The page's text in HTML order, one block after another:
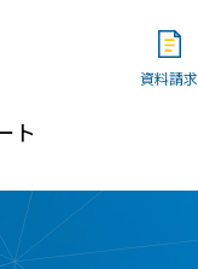
資料請求
ト